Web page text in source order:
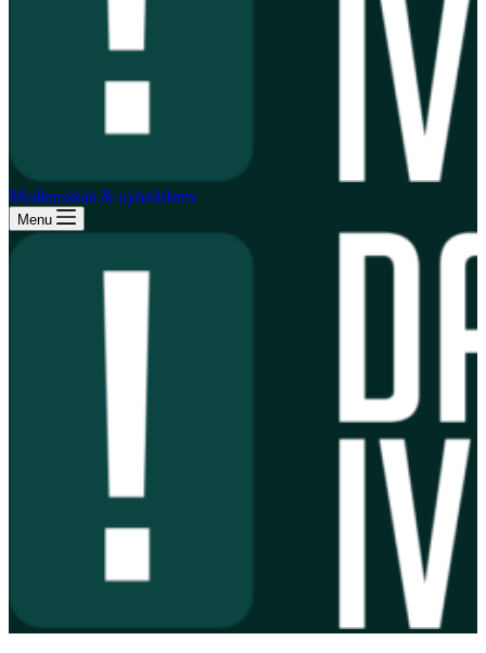
Medlemskab & nyhedsbrev
Menu